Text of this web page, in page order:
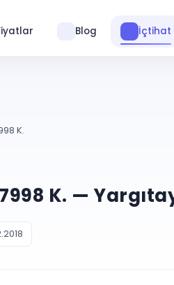
Blog İçtihat
K.
K. —